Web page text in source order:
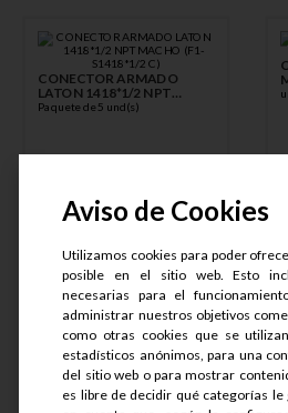
CONECTOR ARMADO
LATON 1418*1/2 NPT
MACHO (F1-S1418*1/2 C)
Paquete de 5 und(s)
3545
26.59
Agregar al carrito
Aviso de Cookies
Utilizamos cookies para poder
posible en el sitio web. Esto
necesarias para el
administrar nuestros objetivos
como otras cookies que se
estadísticos anónimos, para una
del sitio web o para mostrar
es libre de decidir qué categorías